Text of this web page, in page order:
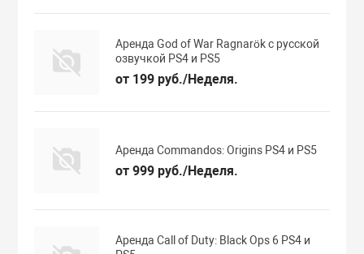
Аренда God of War Ragnarök с русской
озвучкой PS4 и PS5
от 199 руб./Неделя.
Аренда Commandos: Origins PS4 и PS5
от 999 руб./Неделя.
Аренда Call of Duty: Black Ops 6 PS4 и